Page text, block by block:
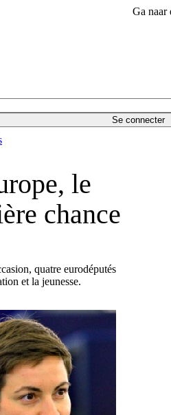
Ga naar
Se connecter
le
chance
quatre eurodéputés
et la jeunesse.